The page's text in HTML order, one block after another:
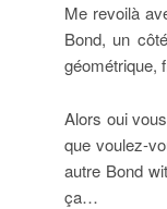
Me revoilà
Bond, un
Alors oui
que voulez-
autre Bond
ça…